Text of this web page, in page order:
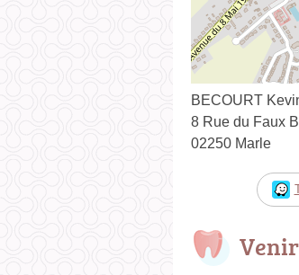
BECOURT
8 Rue du Faux
02250 Marle